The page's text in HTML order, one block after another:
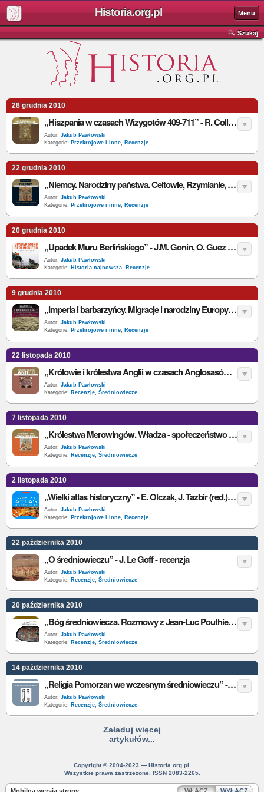
Historia.org.pl Menu
Szukaj
28 grudnia 2010
„Hiszpania w czasach Wizygotów 409-711” - R. Collins - recenzja
Autor: Jakub Pawłowski
Kategorie: Przekrojowe i inne, Recenzje
22 grudnia 2010
„Niemcy. Narodziny państwa. Celtowie, Rzymianie, Germanie” - F. Prinz - recenzja
Autor: Jakub Pawłowski
Kategorie: Przekrojowe i inne, Recenzje
20 grudnia 2010
„Upadek Muru Berlińskiego” - J.M. Gonin, O. Guez - recenzja
Autor: Jakub Pawłowski
Kategorie: Historia najnowsza, Recenzje
9 grudnia 2010
„Imperia i barbarzyńcy. Migracje i narodziny Europy” - P. Heather - recenzja
Autor: Jakub Pawłowski
Kategorie: Przekrojowe i inne, Recenzje
22 listopada 2010
„Królowie i królestwa Anglii w czasach Anglosasów 600-900” - B. Yorke - recenzja
Autor: Jakub Pawłowski
Kategorie: Recenzje, Średniowiecze
7 listopada 2010
„Królestwa Merowingów. Władza - społeczeństwo - kultura 450-751” - I. Wood - recenzja
Autor: Jakub Pawłowski
Kategorie: Recenzje, Średniowiecze
2 listopada 2010
„Wielki atlas historyczny” - E. Olczak, J. Tazbir (red.) - recenzja
Autor: Jakub Pawłowski
Kategorie: Przekrojowe i inne, Recenzje
22 października 2010
„O średniowieczu” - J. Le Goff - recenzja
Autor: Jakub Pawłowski
Kategorie: Recenzje, Średniowiecze
20 października 2010
„Bóg średniowiecza. Rozmowy z Jean-Luc Pouthierem” - J. Le Goff - recenzja
Autor: Jakub Pawłowski
Kategorie: Recenzje, Średniowiecze
14 października 2010
„Religia Pomorzan we wczesnym średniowieczu” - K. Kajkowski, A. Kuczkowski - recenzja
Autor: Jakub Pawłowski
Kategorie: Recenzje, Średniowiecze
Załaduj więcej
artykułów...
Copyright © 2004-2023 — Historia.org.pl.
Wszystkie prawa zastrzeżone. ISSN 2083-2265.